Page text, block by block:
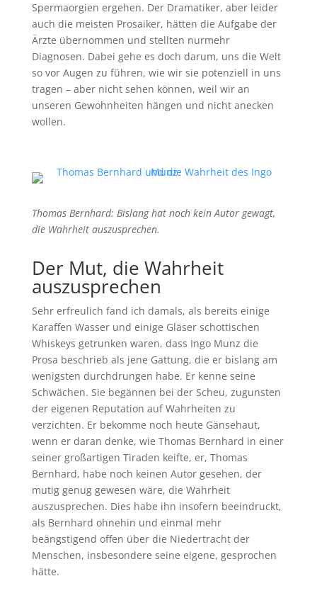
Spermaorgien ergehen. Der Dramatiker, aber leider
auch die meisten Prosaiker, hätten die Aufgabe der
Ärzte übernommen und stellten nurmehr
Diagnosen. Dabei gehe es doch darum, uns die Welt
so vor Augen zu führen, wie wir sie potenziell in uns
tragen – aber nicht sehen können, weil wir an
unseren Gewohnheiten hängen und nicht anecken
wollen.
Thomas Bernhard: Bislang hat noch kein Autor gewagt,
die Wahrheit auszusprechen.
Der Mut, die Wahrheit
auszusprechen
Sehr erfreulich fand ich damals, als bereits einige
Karaffen Wasser und einige Gläser schottischen
Whiskeys getrunken waren, dass Ingo Munz die
Prosa beschrieb als jene Gattung, die er bislang am
wenigsten durchdrungen habe. Er kenne seine
Schwächen. Sie begännen bei der Scheu, zugunsten
der eigenen Reputation auf Wahrheiten zu
verzichten. Er bekomme noch heute Gänsehaut,
wenn er daran denke, wie Thomas Bernhard in einer
seiner großartigen Tiraden keifte, er, Thomas
Bernhard, habe noch keinen Autor gesehen, der
mutig genug gewesen wäre, die Wahrheit
auszusprechen. Dies habe ihn insofern beeindruckt,
als Bernhard ohnehin und einmal mehr
beängstigend offen über die Niedertracht der
Menschen, insbesondere seine eigene, gesprochen
hätte.